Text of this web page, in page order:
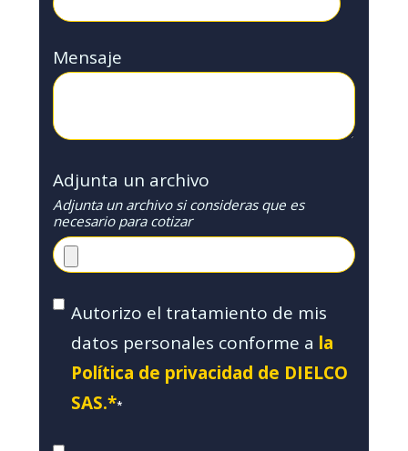
Mensaje
Adjunta un archivo
Adjunta un archivo si consideras que es
necesario para cotizar
Autorizo el tratamiento de mis
datos personales conforme a la
Política de privacidad de DIELCO
SAS.**